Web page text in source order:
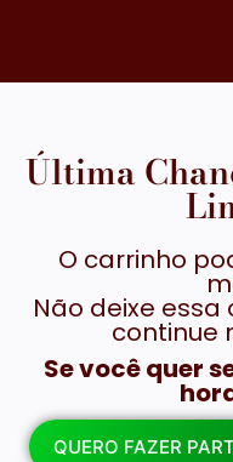
Última
O carrinho
Não deixe
continue
Se você quer
QUERO FAZER